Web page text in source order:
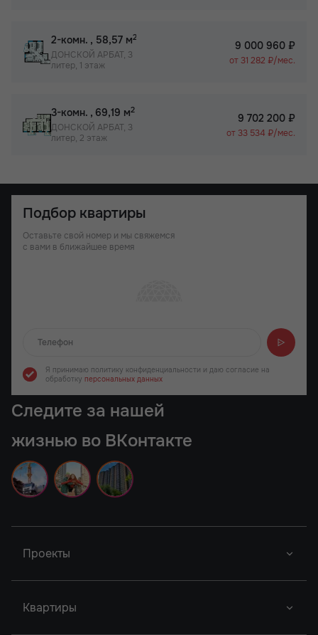
2-комн. , 58,57 м2
ДОНСКОЙ АРБАТ, 3
литер, 1 этаж
9 000 960 ₽
от 31 282 ₽/мес.
3-комн. , 69,19 м2
ДОНСКОЙ АРБАТ, 3
литер, 2 этаж
9 702 200 ₽
от 33 534 ₽/мес.
Подбор квартиры
Оставьте свой номер и мы свяжемся
с вами в ближайшее время
Я принимаю политику конфиденциальности и даю согласие на
обработку персональных данных
Следите за нашей
жизнью во ВКонтакте
Проекты
Донской Арбат
Квартиры